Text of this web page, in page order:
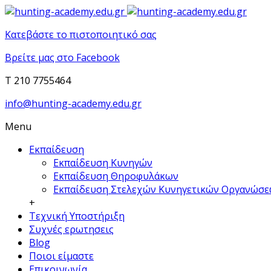
Κατεβάστε το πιστοποιητικό σας
Βρείτε μας στο Facebook
T 210 7755464
info@hunting-academy.edu.gr
Menu
Εκπαίδευση
Εκπαίδευση Κυνηγών
Εκπαίδευση Θηροφυλάκων
Εκπαίδευση Στελεχών Κυνηγετικών
+
Τεχνική Υποστήριξη
Συχνές ερωτησεις
Blog
Ποιοι είμαστε